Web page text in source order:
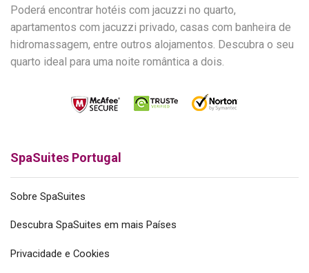
Poderá encontrar hotéis com jacuzzi no quarto,
apartamentos com jacuzzi privado, casas com banheira de
hidromassagem, entre outros alojamentos. Descubra o seu
quarto ideal para uma noite romântica a dois.
SpaSuites Portugal
Sobre SpaSuites
Descubra SpaSuites em mais Países
Privacidade e Cookies